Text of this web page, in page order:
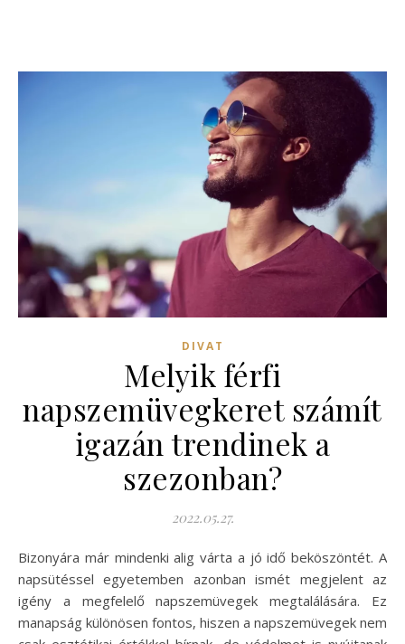
DIVAT
Melyik férfi
napszemüvegkeret számít
igazán trendinek a
szezonban?
2022.05.27.
Bizonyára már mindenki alig várta a jó idő beköszöntét. A
napsütéssel egyetemben azonban ismét megjelent az
igény a megfelelő napszemüvegek megtalálására. Ez
manapság különösen fontos, hiszen a napszemüvegek nem